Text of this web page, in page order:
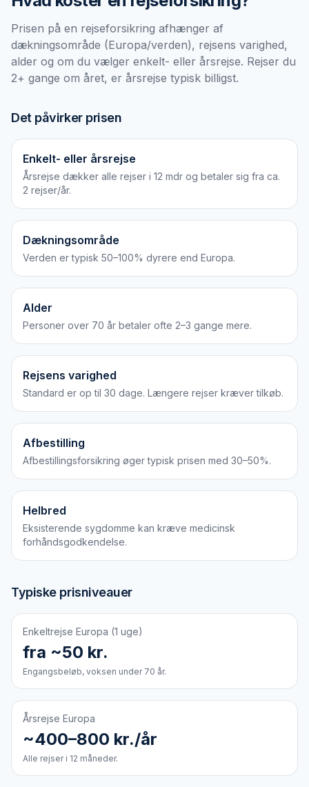
Prisen på en rejseforsikring afhænger af
dækningsområde (Europa/verden), rejsens varighed,
alder og om du vælger enkelt- eller årsrejse. Rejser du
2+ gange om året, er årsrejse typisk billigst.
Det påvirker prisen
Enkelt- eller årsrejse
Årsrejse dækker alle rejser i 12 mdr og betaler sig fra ca.
2 rejser/år.
Dækningsområde
Verden er typisk 50–100% dyrere end Europa.
Alder
Personer over 70 år betaler ofte 2–3 gange mere.
Rejsens varighed
Standard er op til 30 dage. Længere rejser kræver tilkøb.
Afbestilling
Afbestillingsforsikring øger typisk prisen med 30–50%.
Helbred
Eksisterende sygdomme kan kræve medicinsk
forhåndsgodkendelse.
Typiske prisniveauer
Enkeltrejse Europa (1 uge)
fra ~50 kr.
Engangsbeløb, voksen under 70 år.
Årsrejse Europa
~400–800 kr./år
Alle rejser i 12 måneder.